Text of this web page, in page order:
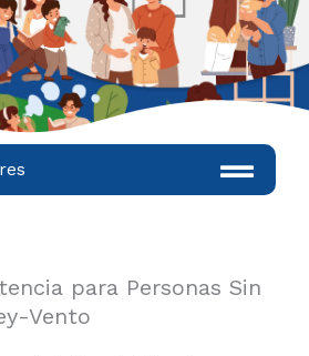
para Personas Sin
Vento